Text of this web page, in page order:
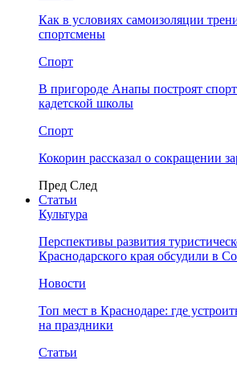
Как в условиях самоизоляции
спортсмены
Спорт
В пригороде Анапы построят
кадетской школы
Спорт
Кокорин рассказал о сокращении
Пред След
Статьи
Культура
Перспективы развития
Краснодарского края обсудили в
Новости
Топ мест в Краснодаре: где
на праздники
Статьи